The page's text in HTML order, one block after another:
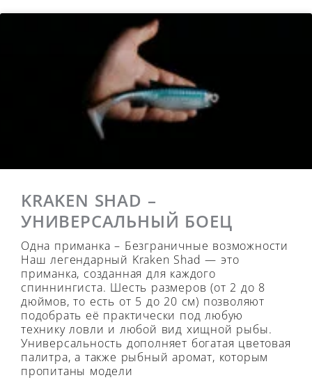
KRAKEN SHAD –
УНИВЕРСАЛЬНЫЙ БОЕЦ
Одна приманка – Безграничные возможности
Наш легендарный Kraken Shad — это
приманка, созданная для каждого
спиннингиста. Шесть размеров (от 2 до 8
дюймов, то есть от 5 до 20 см) позволяют
подобрать её практически под любую
технику ловли и любой вид хищной рыбы.
Универсальность дополняет богатая цветовая
палитра, а также рыбный аромат, которым
пропитаны модели